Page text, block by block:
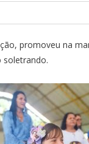
promoveu na
soletrando.